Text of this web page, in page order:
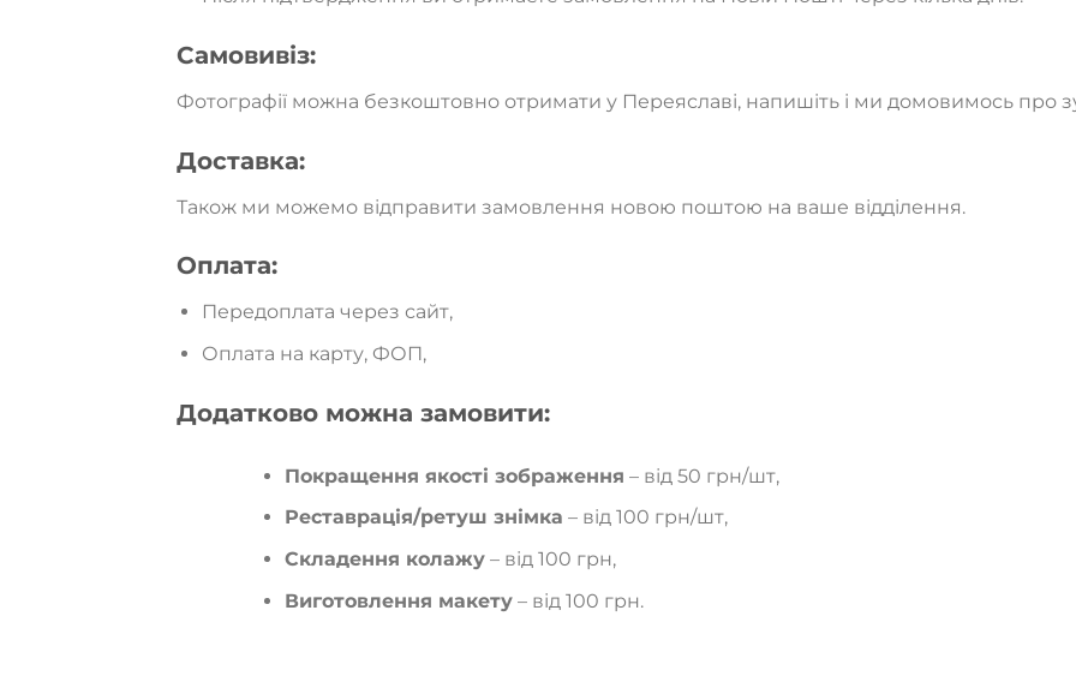
Самовивіз:
Фотографії можна безкоштовно отримати у Переяславі, напишіть і ми домовимось про
Доставка:
Також ми можемо відправити замовлення новою поштою на ваше відділення.
Оплата:
Передоплата через сайт,
Оплата на карту, ФОП,
Додатково можна замовити:
Покращення якості зображення – від 50 грн/шт,
Реставрація/ретуш знімка – від 100 грн/шт,
Складення колажу– від 100 грн,
Виготовлення макету– від 100 грн.